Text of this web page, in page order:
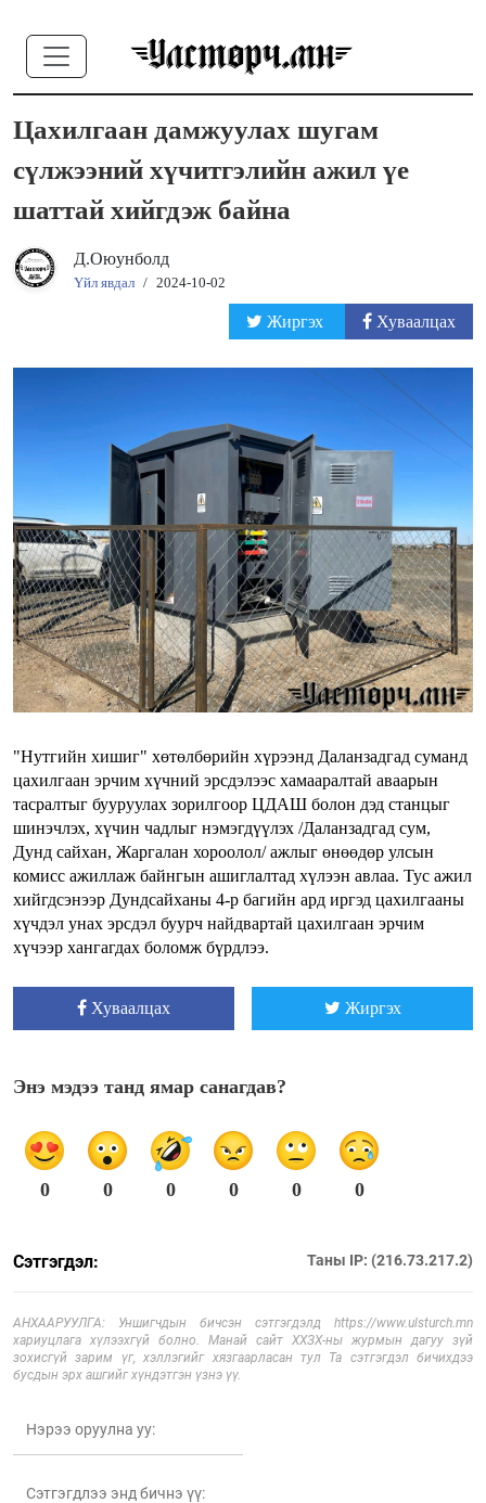
Цахилгаан дамжуулах шугам
сүлжээний хүчитгэлийн ажил үе
шаттай хийгдэж байна
Д.Оюунболд
Үйл явдал / 2024-10-02
Жиргэх Хуваалцах
"Нутгийн хишиг" хөтөлбөрийн хүрээнд Даланзадгад суманд
цахилгаан эрчим хүчний эрсдэлээс хамааралтай аваарын
тасралтыг бууруулах зорилгоор ЦДАШ болон дэд станцыг
шинэчлэх, хүчин чадлыг нэмэгдүүлэх /Даланзадгад сум,
Дунд сайхан, Жаргалан хороолол/ ажлыг өнөөдөр улсын
комисс ажиллаж байнгын ашиглалтад хүлээн авлаа. Тус ажил
хийгдсэнээр Дундсайханы 4-р багийн ард иргэд цахилгааны
хүчдэл унах эрсдэл буурч найдвартай цахилгаан эрчим
хүчээр хангагдах боломж бүрдлээ.
Хуваалцах Жиргэх
Энэ мэдээ танд ямар санагдав?
0 0 0 0 0 0
Сэтгэгдэл: Таны IP: (216.73.217.2)
АНХААРУУЛГА: Уншигчдын бичсэн сэтгэгдэлд https://www.ulsturch.mn
хариуцлага хүлээхгүй болно. Манай сайт ХХЗХ-ны журмын дагуу зүй
зохисгүй зарим үг, хэллэгийг хязгаарласан тул Та сэтгэгдэл бичихдээ
бусдын эрх ашгийг хүндэтгэн үзнэ үү.